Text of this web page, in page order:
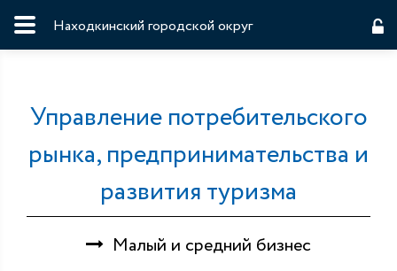
Находкинский городской округ
Управление потребительского
рынка, предпринимательства и
развития туризма
Малый и средний бизнес